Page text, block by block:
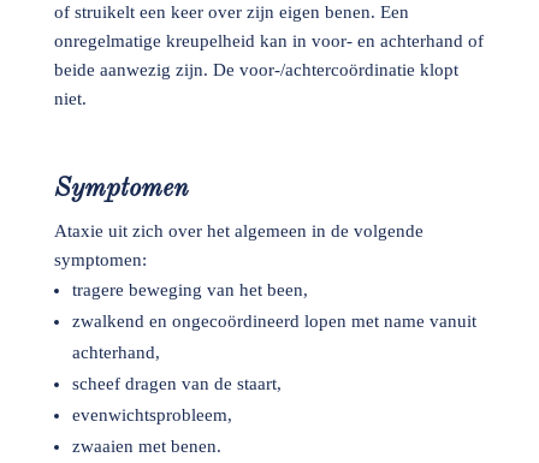
of struikelt een keer over zijn eigen benen. Een
onregelmatige kreupelheid kan in voor- en achterhand of
beide aanwezig zijn. De voor-/achtercoördinatie klopt
niet.
Symptomen
Ataxie uit zich over het algemeen in de volgende
symptomen:
tragere beweging van het been,
zwalkend en ongecoördineerd lopen met name vanuit
achterhand,
scheef dragen van de staart,
evenwichtsprobleem,
zwaaien met benen.